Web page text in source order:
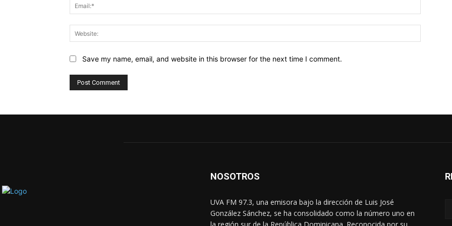
Save my name, email, and website in this browser for the next time I comment.
NOSOTROS
UVA FM 97.3, una emisora bajo la dirección de Luis José
González Sánchez, se ha consolidado como la número uno en